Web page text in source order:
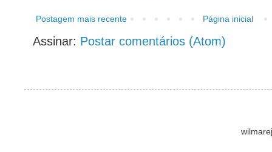
Postagem mais recente Página inicial
Assinar: Postar comentários (Atom)